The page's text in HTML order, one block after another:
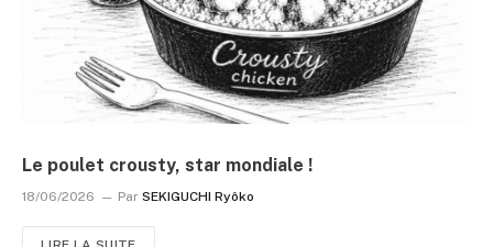
Le poulet crousty, star mondiale !
18/06/2026 Par SEKIGUCHI Ryôko